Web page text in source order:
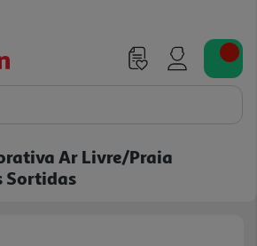
Ar Livre/praia
Sortidas